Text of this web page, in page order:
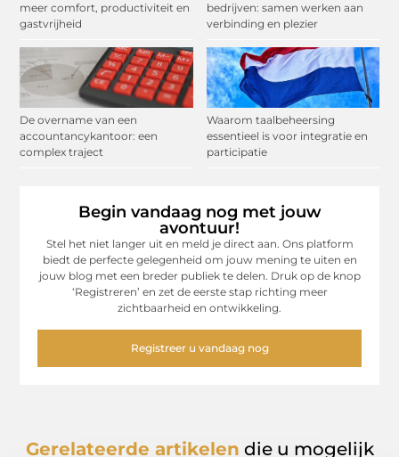
meer comfort, productiviteit en
gastvrijheid
bedrijven: samen werken aan
verbinding en plezier
De overname van een
accountancykantoor: een
complex traject
Waarom taalbeheersing
essentieel is voor integratie en
participatie
Begin vandaag nog met jouw
avontuur!
Stel het niet langer uit en meld je direct aan. Ons platform
biedt de perfecte gelegenheid om jouw mening te uiten en
jouw blog met een breder publiek te delen. Druk op de knop
‘Registreren’ en zet de eerste stap richting meer
zichtbaarheid en ontwikkeling.
Registreer u vandaag nog
Gerelateerde artikelen die u mogelijk